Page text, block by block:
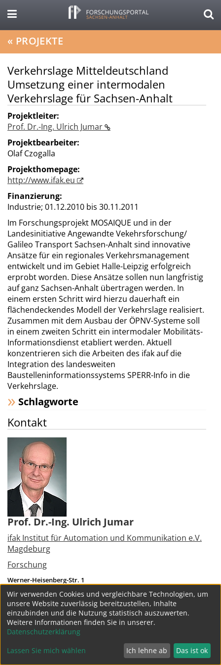
« PROJEKTE
Verkehrslage Mitteldeutschland
Umsetzung einer intermodalen
Verkehrslage für Sachsen-Anhalt
Projektleiter:
Prof. Dr.-Ing. Ulrich Jumar
Projektbearbeiter:
Olaf Czogalla
Projekthomepage:
http://www.ifak.eu
Finanzierung:
Industrie; 01.12.2010 bis 30.11.2011
Im Forschungsprojekt MOSAIQUE und in der
Landesinitiative Angewandte Vekehrsforschung/
Galileo Transport Sachsen-Anhalt sind innovative
Ansätze für ein regionales Verkehrsmanage­ment
entwickelt und im Gebiet Halle-Leipzig erfolgreich
erprobt worden. Diese Ansätze sollen nun langfristig
auf ganz Sachsen-Anhalt übertragen werden. In
einem ersten Schritt wird hierzu dauerhaft ein
flächendeckendes Modell der Verkehrslage realisiert.
Zusammen mit dem Ausbau der ÖPNV-Systeme soll
in einem zweiten Schritt ein intermodaler Mobilitäts-
Informationsdienst etabliert werden. Aktuell
konzentrieren sich die Arbeiten des ifak auf die
Integration des landes­weiten
Baustelleninformationssystems SPERR-Info in die
Verkehrslage.
Schlagworte
Kontakt
Prof. Dr.-Ing. Ulrich Jumar
ifak Institut für Automation und Kommunikation e.V.
Magdeburg
Forschung
Werner-Heisenberg-Str. 1
39106
Magdeburg
Tel.:
+49 391 990140
ulrich.jumar@ifak.eu
weitere Projekte
Datenschutz Impressum
Wir verwenden Cookies und vergleichbare Technologien, um
unsere Website zuverlässig bereitzustellen, Inhalte
einzubinden und die Nutzung statistisch auszuwerten.
Weitere Informationen finden Sie in unserer.
Datenschutzerklärung
Lassen Sie mich wählen Ich lehne ab Das ist ok